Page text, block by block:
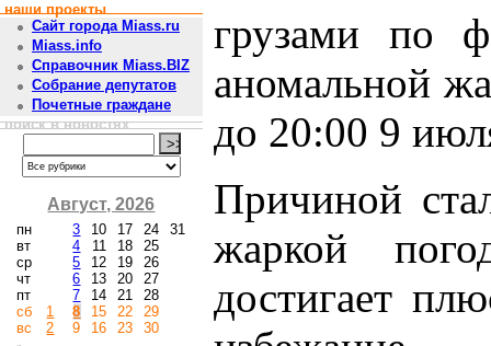
наши проекты
Сайт города Miass.ru
Miass.info
Справочник Miass.BIZ
Собрание депутатов
Почетные граждане
поиск в новостях
Август, 2026
пн
вт
ср
чт
пт
сб
вс
1
2
3
4
5
6
7
8
9
10
11
12
13
14
15
16
17
18
19
20
21
22
23
24
25
26
27
28
29
30
31
грузами по
аномальной
до 20:00 9
Причиной
жаркой
достигает